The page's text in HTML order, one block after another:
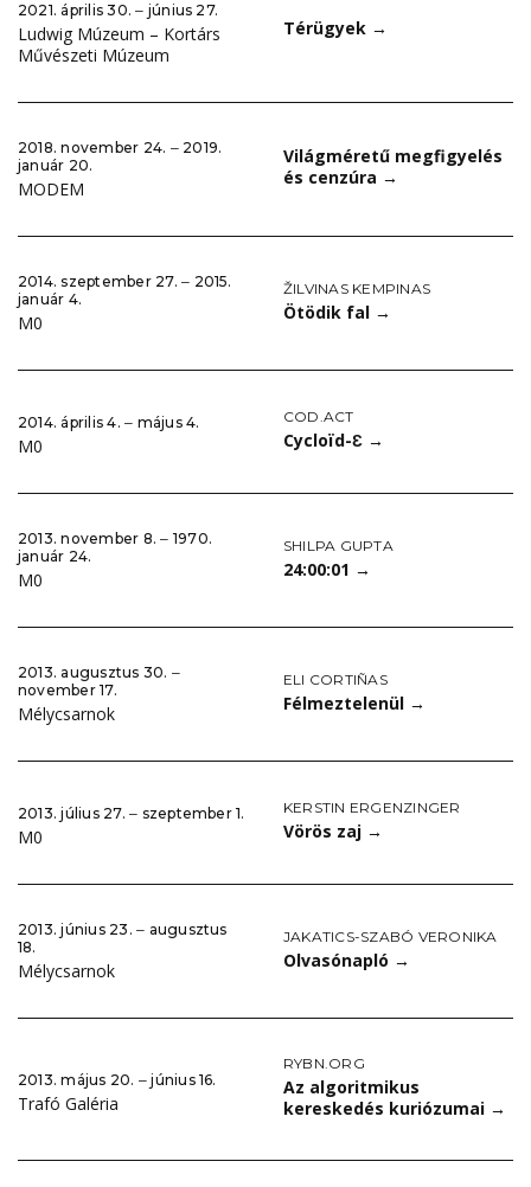
2021. április 30. ‒ június 27.
Ludwig Múzeum – Kortárs
Művészeti Múzeum
Térügyek →
2018. november 24. ‒ 2019.
január 20.
MODEM
Világméretű megfigyelés
és cenzúra →
2014. szeptember 27. ‒ 2015.
január 4.
M0
ŽILVINAS KEMPINAS
Ötödik fal →
2014. április 4. ‒ május 4.
M0
COD.ACT
Cycloïd-Ɛ →
2013. november 8. ‒ 1970.
január 24.
M0
SHILPA GUPTA
24:00:01 →
2013. augusztus 30. ‒
november 17.
Mélycsarnok
ELI CORTIÑAS
Félmeztelenül →
2013. július 27. ‒ szeptember 1.
M0
KERSTIN ERGENZINGER
Vörös zaj →
2013. június 23. ‒ augusztus
18.
Mélycsarnok
JAKATICS-SZABÓ VERONIKA
Olvasónapló →
2013. május 20. ‒ június 16.
Trafó Galéria
RYBN.ORG
Az algoritmikus
kereskedés kuriózumai →